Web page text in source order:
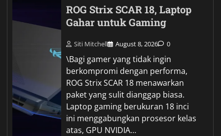
ROG Strix SCAR 18, Laptop
Gahar untuk Gaming
Siti Mitchell August 8, 2026 0
\Bagi gamer yang tidak ingin
berkompromi dengan performa,
ROG Strix SCAR 18 menawarkan
paket yang sulit dianggap biasa.
Laptop gaming berukuran 18 inci
ini menggabungkan prosesor kelas
atas, GPU NVIDIA…